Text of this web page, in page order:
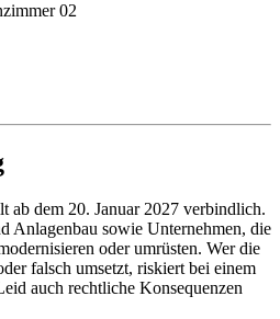
02
ab dem 20. Januar 2027 verbindlich.
Anlagenbau sowie Unternehmen, die
oder umrüsten. Wer die
falsch umsetzt, riskiert bei einem
auch rechtliche Konsequenzen